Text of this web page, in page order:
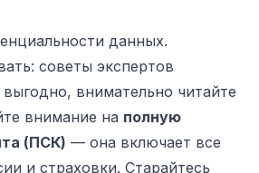
данных.
советы экспертов
внимательно читайте
внимание на полную
(ПСК) — она включает все
и страховки. Старайтесь